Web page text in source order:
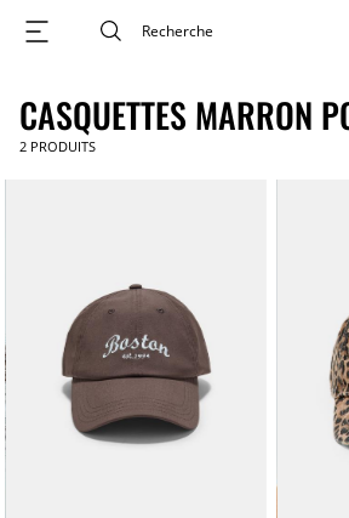
CASQUETTES MARRON
2 PRODUITS